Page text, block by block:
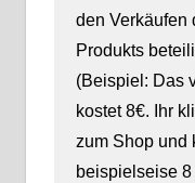
den Verkäufen
Produkts
(Beispiel: Das
kostet 8€. Ihr
zum Shop und
beispielseise 8